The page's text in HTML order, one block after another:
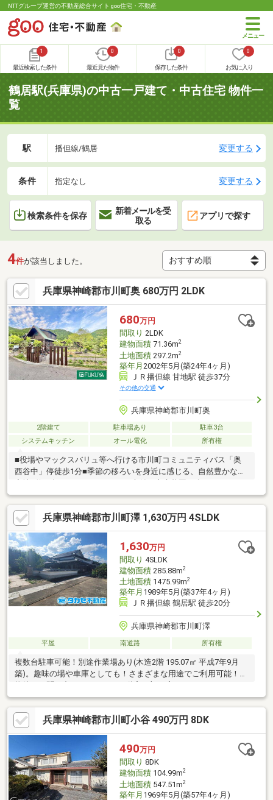
NTTグループ運営の不動産総合サイト goo住宅・不動産
1
最近検索した条件
0
最近見た物件
0
保存した条件
0
お気に入り
鶴居駅(兵庫県)の中古一戸建て・中古住宅 物件一
覧
駅 播但線/鶴居 変更する
条件 指定なし 変更する
検索条件を保存
新着メールを受
取る
アプリで探す
4件が該当しました。
兵庫県神崎郡市川町奥 680万円 2LDK
680万円
間取り 2LDK
建物面積71.36m2
土地面積297.2m2
築年月 2002年5月(築24年4ヶ月)
ＪＲ播但線 甘地駅 徒歩37分
その他の交通
兵庫県神崎郡市川町奥
2階建て 駐車場あり
駐車3台
システムキッチン
オール電化 所有権
■役場やマックスバリュ等へ行ける市川町コミュニティバス「奥
西谷中」停徒歩1分■季節の移ろいを身近に感じる、自然豊かな住
ゆったりくつろげるLDKは約19帖の広さ■南向き窓のあるキッチン
で明るい陽ざしの下、料理をお楽しみいただけます■2階居室は各
9帖以上■吹抜があり開放感のある玄関・リビング■ウッドデッキ
は日差しや風を感じられるくつろぎ空間※上記建物の築年月は家
屋課税台帳に基づいて記載しております。【お買い物は】 マッ
クスバリュ 約3.7ｋｍ、ローソン約3.5ｋｍ、ゴダイドラッグ
約3.7ｋｍ
兵庫県神崎郡市川町澤 1,630万円 4SLDK
1,630万円
間取り 4SLDK
建物面積285.88m2
土地面積1475.99m2
築年月 1989年5月(築37年4ヶ月)
ＪＲ播但線 鶴居駅 徒歩20分
兵庫県神崎郡市川町澤
平屋 南道路 所有権
複数台駐車可能！別途作業場あり(木造2階 195.07㎡ 平成7年9月
築)。趣味の場や車庫としても！さまざまな用途でご利用可能！本
お気軽にお問合せ下さい♪
兵庫県神崎郡市川町小谷 490万円 8DK
490万円
間取り 8DK
建物面積104.99m2
土地面積547.51m2
築年月 1969年5月(築57年4ヶ月)